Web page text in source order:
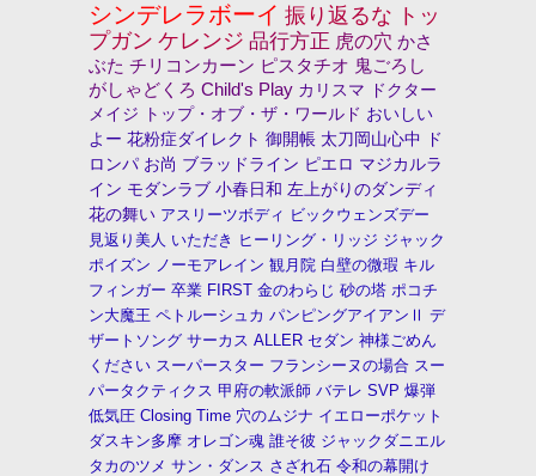
シンデレラボーイ 振り返るな トッ
プガン ケレンジ 品行方正 虎の穴 かさ
ぶた チリコンカーン ピスタチオ 鬼ごろし
がしゃどくろ Child's Play カリスマ
ドクター
メイジ
トップ・オブ・ザ・ワールド おいしい
よー 花粉症ダイレクト 御開帳 太刀岡山心中
ド
ロンパ お尚 ブラッドライン ピエロ マジカルラ
イン モダンラブ 小春日和 左上がりのダンディ
花の舞い アスリーツボディ ビックウェンズデー
見返り美人 いただき ヒーリング・リッジ ジャック
ポイズン ノーモアレイン 観月院 白壁の微瑕 キル
フィンガー 卒業 FIRST 金のわらじ 砂の塔 ポコチ
ン大魔王 ペトルーシュカ パンピングアイアンⅡ デ
ザートソング サーカス ALLER セダン 神様ごめん
ください スーパースター フランシーヌの場合 スー
パータクティクス 甲府の軟派師 バテレ SVP 爆弾
低気圧 Closing Time 穴のムジナ イエローポケット
ダスキン多摩 オレゴン魂 誰そ彼 ジャックダニエル
タカのツメ サン・ダンス さざれ石 令和の幕開け